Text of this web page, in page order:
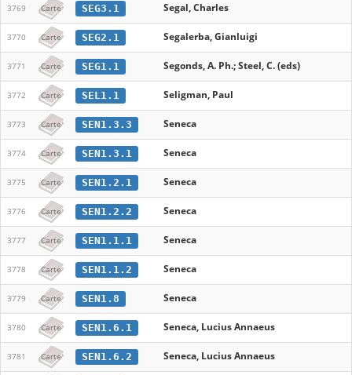
3769 Carte SEG3.1 Segal, Charles
3770 Carte SEG2.1 Segalerba, Gianluigi
3771 Carte SEG1.1 Segonds, A. Ph.; Steel, C. (eds)
3772 Carte SEL1.1 Seligman, Paul
3773 Carte SEN1.3.3 Seneca
3774 Carte SEN1.3.1 Seneca
3775 Carte SEN1.2.1 Seneca
3776 Carte SEN1.2.2 Seneca
3777 Carte SEN1.1.1 Seneca
3778 Carte SEN1.1.2 Seneca
3779 Carte SEN1.8 Seneca
3780 Carte SEN1.6.1 Seneca, Lucius Annaeus
3781 Carte SEN1.6.2 Seneca, Lucius Annaeus